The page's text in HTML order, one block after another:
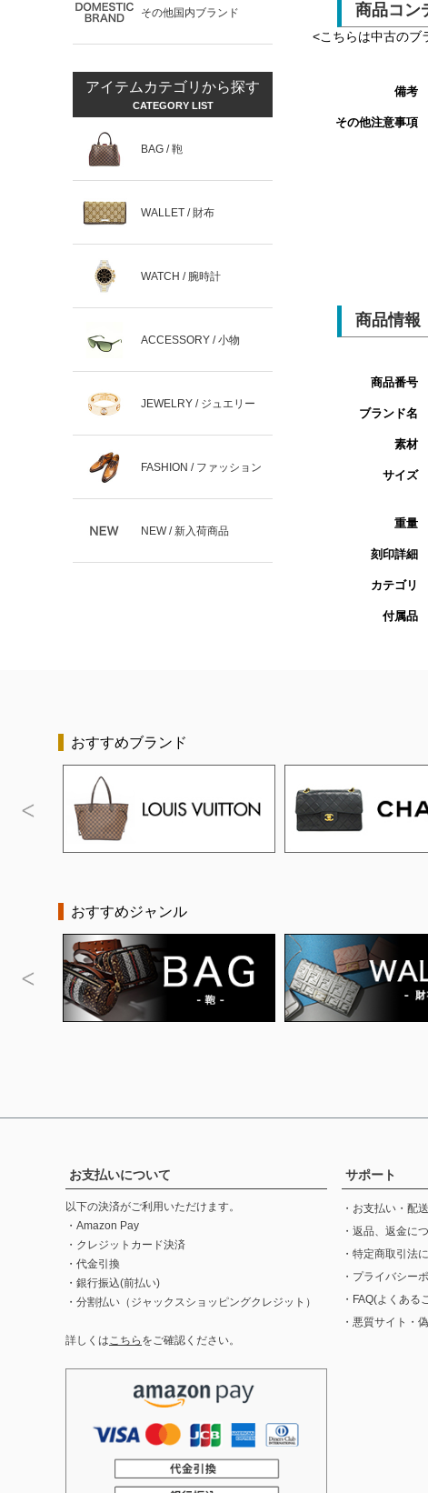
その他国内ブランド
アイテムカテゴリから探す
CATEGORY LIST
BAG / 鞄
WALLET / 財布
WATCH / 腕時計
ACCESSORY / 小物
JEWELRY / ジュエリー
FASHION / ファッション
NEW / 新入荷商品
商品コン
<こちらは中古のブ
備考
その他注意事項
商品情報
商品番号
ブランド名
素材
サイズ
重量
刻印詳細
カテゴリ
付属品
おすすめブランド
おすすめジャンル
お支払いについて
以下の決済がご利用いただけます。
・Amazon Pay
・クレジットカード決済
・代金引換
・銀行振込(前払い)
・分割払い（ジャックスショッピングクレジット）
詳しくはこちら をご確認ください。
サポート
・お支払い・配
・返品、返金に
・特定商取引法
・プライバシー
・FAQ(よくある
・悪質サイト・